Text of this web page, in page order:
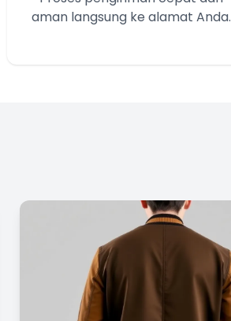
aman langsung ke alamat Anda.